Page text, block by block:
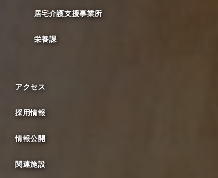
居宅介護支援事業所
栄養課
アクセス
採用情報
情報公開
関連施設